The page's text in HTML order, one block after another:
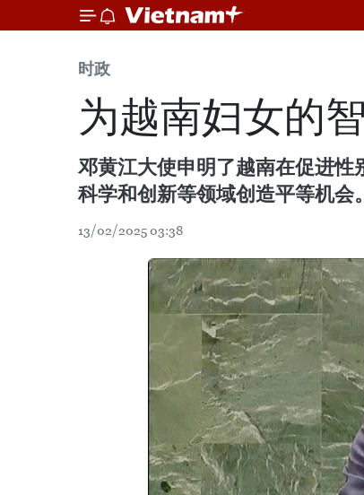
时政
为越南妇女的
邓黄江大使申明了越南在促进
科学和创新等领域创造平等机会。
13/02/2025 03:38